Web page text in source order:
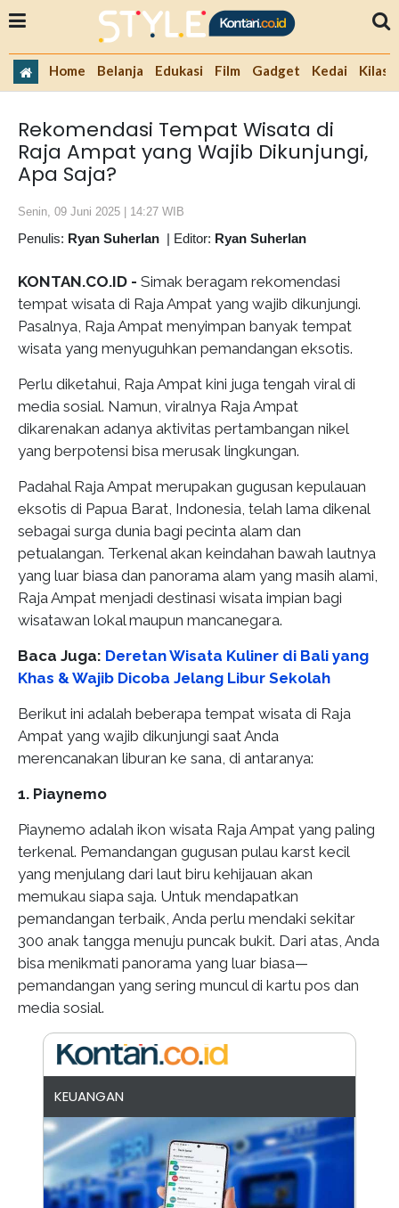
Home Belanja Edukasi Film Gadget Kedai Kilas
Rekomendasi Tempat Wisata di
Raja Ampat yang Wajib Dikunjungi,
Apa Saja?
Senin, 09 Juni 2025 | 14:27 WIB
Penulis: Ryan Suherlan | Editor: Ryan Suherlan
KONTAN.CO.ID - Simak beragam rekomendasi
tempat wisata di Raja Ampat yang wajib dikunjungi.
Pasalnya, Raja Ampat menyimpan banyak tempat
wisata yang menyuguhkan pemandangan eksotis.
Perlu diketahui, Raja Ampat kini juga tengah viral di
media sosial. Namun, viralnya Raja Ampat
dikarenakan adanya aktivitas pertambangan nikel
yang berpotensi bisa merusak lingkungan.
Padahal Raja Ampat merupakan gugusan kepulauan
eksotis di Papua Barat, Indonesia, telah lama dikenal
sebagai surga dunia bagi pecinta alam dan
petualangan. Terkenal akan keindahan bawah lautnya
yang luar biasa dan panorama alam yang masih alami,
Raja Ampat menjadi destinasi wisata impian bagi
wisatawan lokal maupun mancanegara.
Baca Juga: Deretan Wisata Kuliner di Bali yang
Khas & Wajib Dicoba Jelang Libur Sekolah
Berikut ini adalah beberapa tempat wisata di Raja
Ampat yang wajib dikunjungi saat Anda
merencanakan liburan ke sana, di antaranya:
1. Piaynemo
Piaynemo adalah ikon wisata Raja Ampat yang paling
terkenal. Pemandangan gugusan pulau karst kecil
yang menjulang dari laut biru kehijauan akan
memukau siapa saja. Untuk mendapatkan
pemandangan terbaik, Anda perlu mendaki sekitar
300 anak tangga menuju puncak bukit. Dari atas, Anda
bisa menikmati panorama yang luar biasa—
pemandangan yang sering muncul di kartu pos dan
media sosial.
KEUANGAN